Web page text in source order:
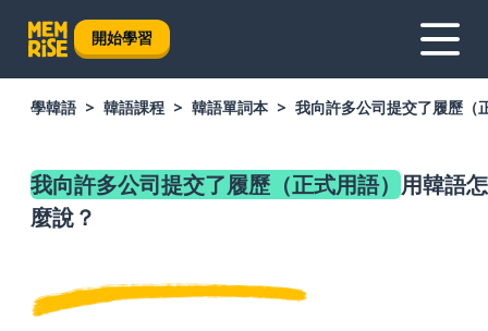
開始學習
學韓語 韓語課程 韓語單詞本 我向許多公司提交了履歷（
我向許多公司提交了履歷（正式用語）用韓語怎
麼說？